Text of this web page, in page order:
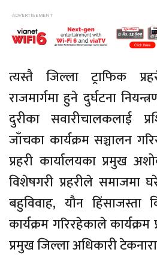
त्यस्तै जिल्ला ट्राफिक
राजमार्गमा हुने दुर्घटना
दुरीका सवारीचालकलाई
जाँचका कार्यक्रम सञ्चालन
प्रहरी कार्यालयका प्रमुख
विशेषगरी प्रहरीले समाजमा
बहुविवाह, यौन
कार्यक्रम गरिरहेकाले
प्रमुख जिल्ला अधिकारी